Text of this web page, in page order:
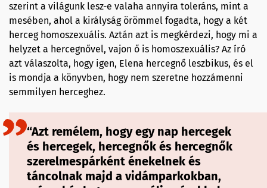
szerint a világunk lesz-e valaha annyira toleráns, mint a
mesében, ahol a királyság örömmel fogadta, hogy a két
herceg homoszexuális. Aztán azt is megkérdezi, hogy mi a
helyzet a hercegnővel, vajon ő is homoszexuális? Az író
azt válaszolta, hogy igen, Elena hercegnő leszbikus, és el
is mondja a könyvben, hogy nem szeretne hozzámenni
semmilyen herceghez.
“Azt remélem, hogy egy nap hercegek
és hercegek, hercegnők és hercegnők
szerelmespárként énekelnek és
táncolnak majd a vidámparkokban,